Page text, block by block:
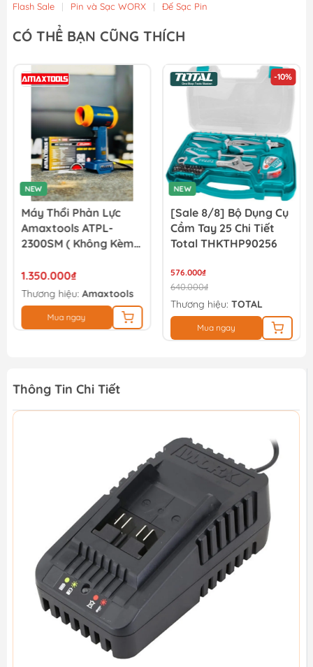
Flash Sale | Pin và Sạc WORX | Đế Sạc Pin
CÓ THỂ BẠN CŨNG THÍCH
NEW
Máy Thổi Phản Lực
Amaxtools ATPL-
2300SM ( Không Kèm
Phổ Thông )
1.350.000₫
Thương hiệu: Amaxtools
Mua ngay
-10%
NEW
[Sale 8/8] Bộ Dụng Cụ
Cầm Tay 25 Chi Tiết
Total THKTHP90256
576.000₫
640.000₫
Thương hiệu: TOTAL
Mua ngay
Thông Tin Chi Tiết